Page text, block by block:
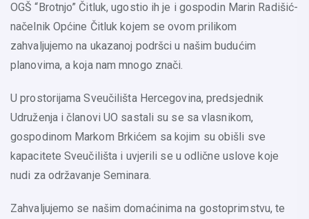
OGŠ “Brotnjo” Čitluk, ugostio ih je i gospodin Marin Radišić-
načelnik Općine Čitluk kojem se ovom prilikom
zahvaljujemo na ukazanoj podršci u našim budućim
planovima, a koja nam mnogo znači.
U prostorijama Sveučilišta Hercegovina, predsjednik
Udruženja i članovi UO sastali su se sa vlasnikom,
gospodinom Markom Brkićem sa kojim su obišli sve
kapacitete Sveučilišta i uvjerili se u odlične uslove koje
nudi za održavanje Seminara.
Zahvaljujemo se našim domaćinima na gostoprimstvu, te